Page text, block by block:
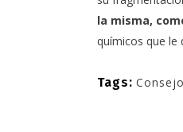
la misma,
químicos que le
Tags: